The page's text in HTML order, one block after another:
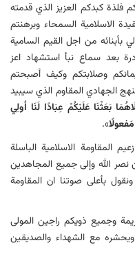
فلذة كبدكم العزیز الذي قدمته
الاسلامیة السمحاء وبرهنتم
بأبنائه من اجل القیم السامیة
بعد سماع نبأ استشهاد اعز
وصلابتكم وكیف أصبحتم
الجهادي المقاوم الذي سیبید
بَعَثْنَا عَلَيْكُمْ عِبَادًا لَنَا اُولِي
».
المقاومة الاسلامیة الباسلة
الله وإلی جمیع المجاهدین
بأعلی صوتنا ان المقاومة
وجمیع ذویكم راجین المولی
مع الشهداء والصدیقین